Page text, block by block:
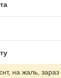
на жаль,